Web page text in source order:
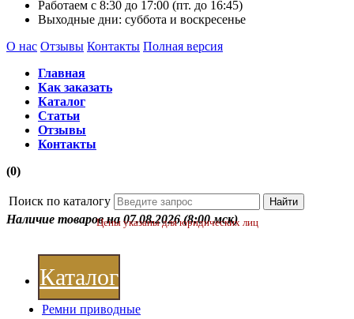
Работаем с 8:30 до 17:00 (пт. до 16:45)
Выходные дни: суббота и воскресенье
О нас Отзывы Контакты Полная версия
Главная
Как заказать
Каталог
Статьи
Отзывы
Контакты
(0)
Поиск по каталогу
Наличие товаров на 07.08.2026 (8:00 мск)
Цены указаны для юридических лиц
Каталог
Ремни приводные